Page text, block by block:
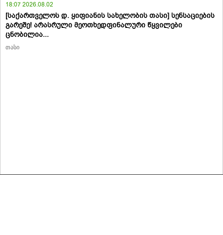
18:07 2026.08.02
[საქართველოს დ. ყიფიანის სახელობის თასი] სენსაციების
გარეშე! არასრული მეოთხედფინალური წყვილები
ცნობილია...
თასი